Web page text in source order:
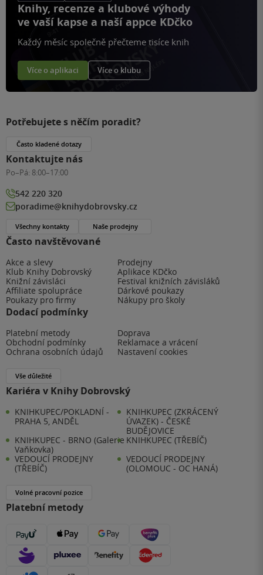
Knihy, recenze a klubové výhody
ve vaší kapse a naší appce KDčko
Každý měsíc společně přečteme tisíce knih
Více o aplikaci Více o klubu
Často navštěvované
Akce a slevy
Prodejny
Klub Knihy Dobrovský
Aplikace KDčko
Knižní závisláci
Festival knižních závisláků
Affiliate spolupráce
Dárkové poukazy
Poukazy pro firmy
Nákupy pro školy
Dodací podmínky
Platební metody
Doprava
Obchodní podmínky
Reklamace a vrácení
Ochrana osobních údajů
Nastavení cookies
Vše důležité
Kariéra v Knihy Dobrovský
KNIHKUPEC/POKLADNÍ -
PRAHA 5, ANDĚL
KNIHKUPEC (ZKRÁCENÝ
ÚVAZEK) - ČESKÉ
BUDĚJOVICE
KNIHKUPEC - BRNO (Galerie
Vaňkovka)
KNIHKUPEC (TŘEBÍČ)
VEDOUCÍ PRODEJNY
(TŘEBÍČ)
VEDOUCÍ PRODEJNY
(OLOMOUC - OC HANÁ)
Volné pracovní pozice
Platební metody
Potřebujete s něčím poradit?
Často kladené dotazy
Kontaktujte nás
Po–Pá: 8:00–17:00
542 220 320
poradime@knihydobrovsky.cz
Všechny kontakty Naše prodejny